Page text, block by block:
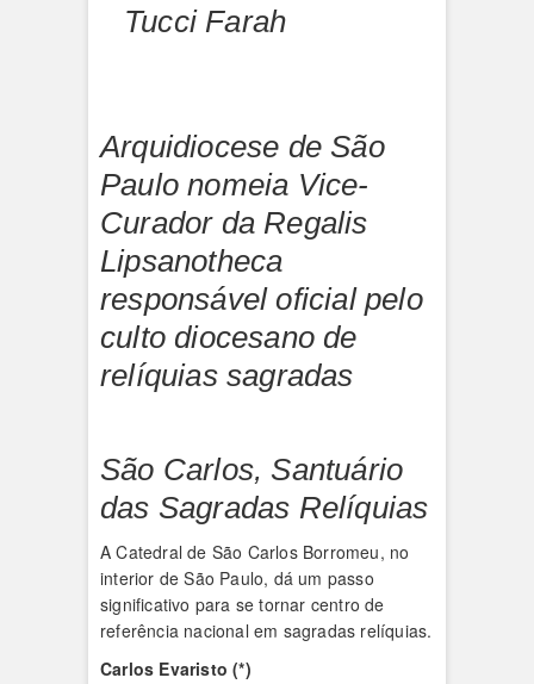
Tucci Farah
Arquidiocese de São
Paulo nomeia Vice-
Curador da Regalis
Lipsanotheca
responsável oficial pelo
culto diocesano de
relíquias sagradas
São Carlos, Santuário
das Sagradas Relíquias
A Catedral de São Carlos Borromeu, no
interior de São Paulo, dá um passo
significativo para se tornar centro de
referência nacional em sagradas relíquias.
Carlos Evaristo (*)